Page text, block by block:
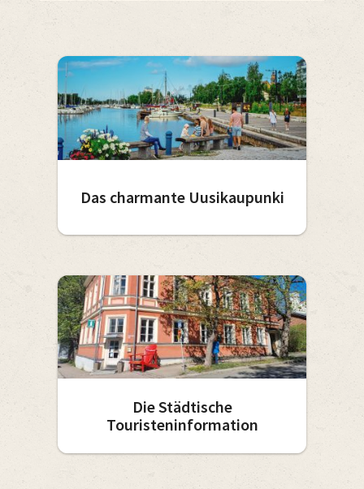
Das charmante Uusikaupunki
Die Städtische
Touristeninformation